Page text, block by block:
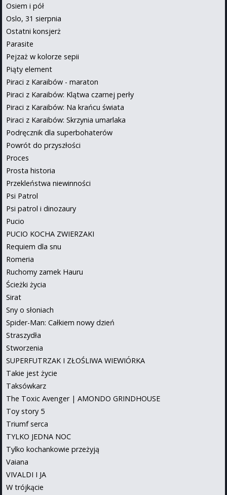
Osiem i pół
Oslo, 31 sierpnia
Ostatni konsjerż
Parasite
Pejzaż w kolorze sepii
Piąty element
Piraci z Karaibów - maraton
Piraci z Karaibów: Klątwa czarnej perły
Piraci z Karaibów: Na krańcu świata
Piraci z Karaibów: Skrzynia umarlaka
Podręcznik dla superbohaterów
Powrót do przyszłości
Proces
Prosta historia
Przekleństwa niewinności
Psi Patrol
Psi patrol i dinozaury
Pucio
PUCIO KOCHA ZWIERZAKI
Requiem dla snu
Romeria
Ruchomy zamek Hauru
Ścieżki życia
Sirat
Sny o słoniach
Spider-Man: Całkiem nowy dzień
Straszydła
Stworzenia
SUPERFUTRZAK I ZŁOŚLIWA WIEWIÓRKA
Takie jest życie
Taksówkarz
The Toxic Avenger | AMONDO GRINDHOUSE
Toy story 5
Triumf serca
TYLKO JEDNA NOC
Tylko kochankowie przeżyją
Vaiana
VIVALDI I JA
W trójkącie